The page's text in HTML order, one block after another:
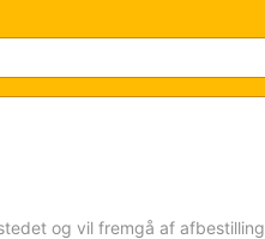
og vil fremgå af